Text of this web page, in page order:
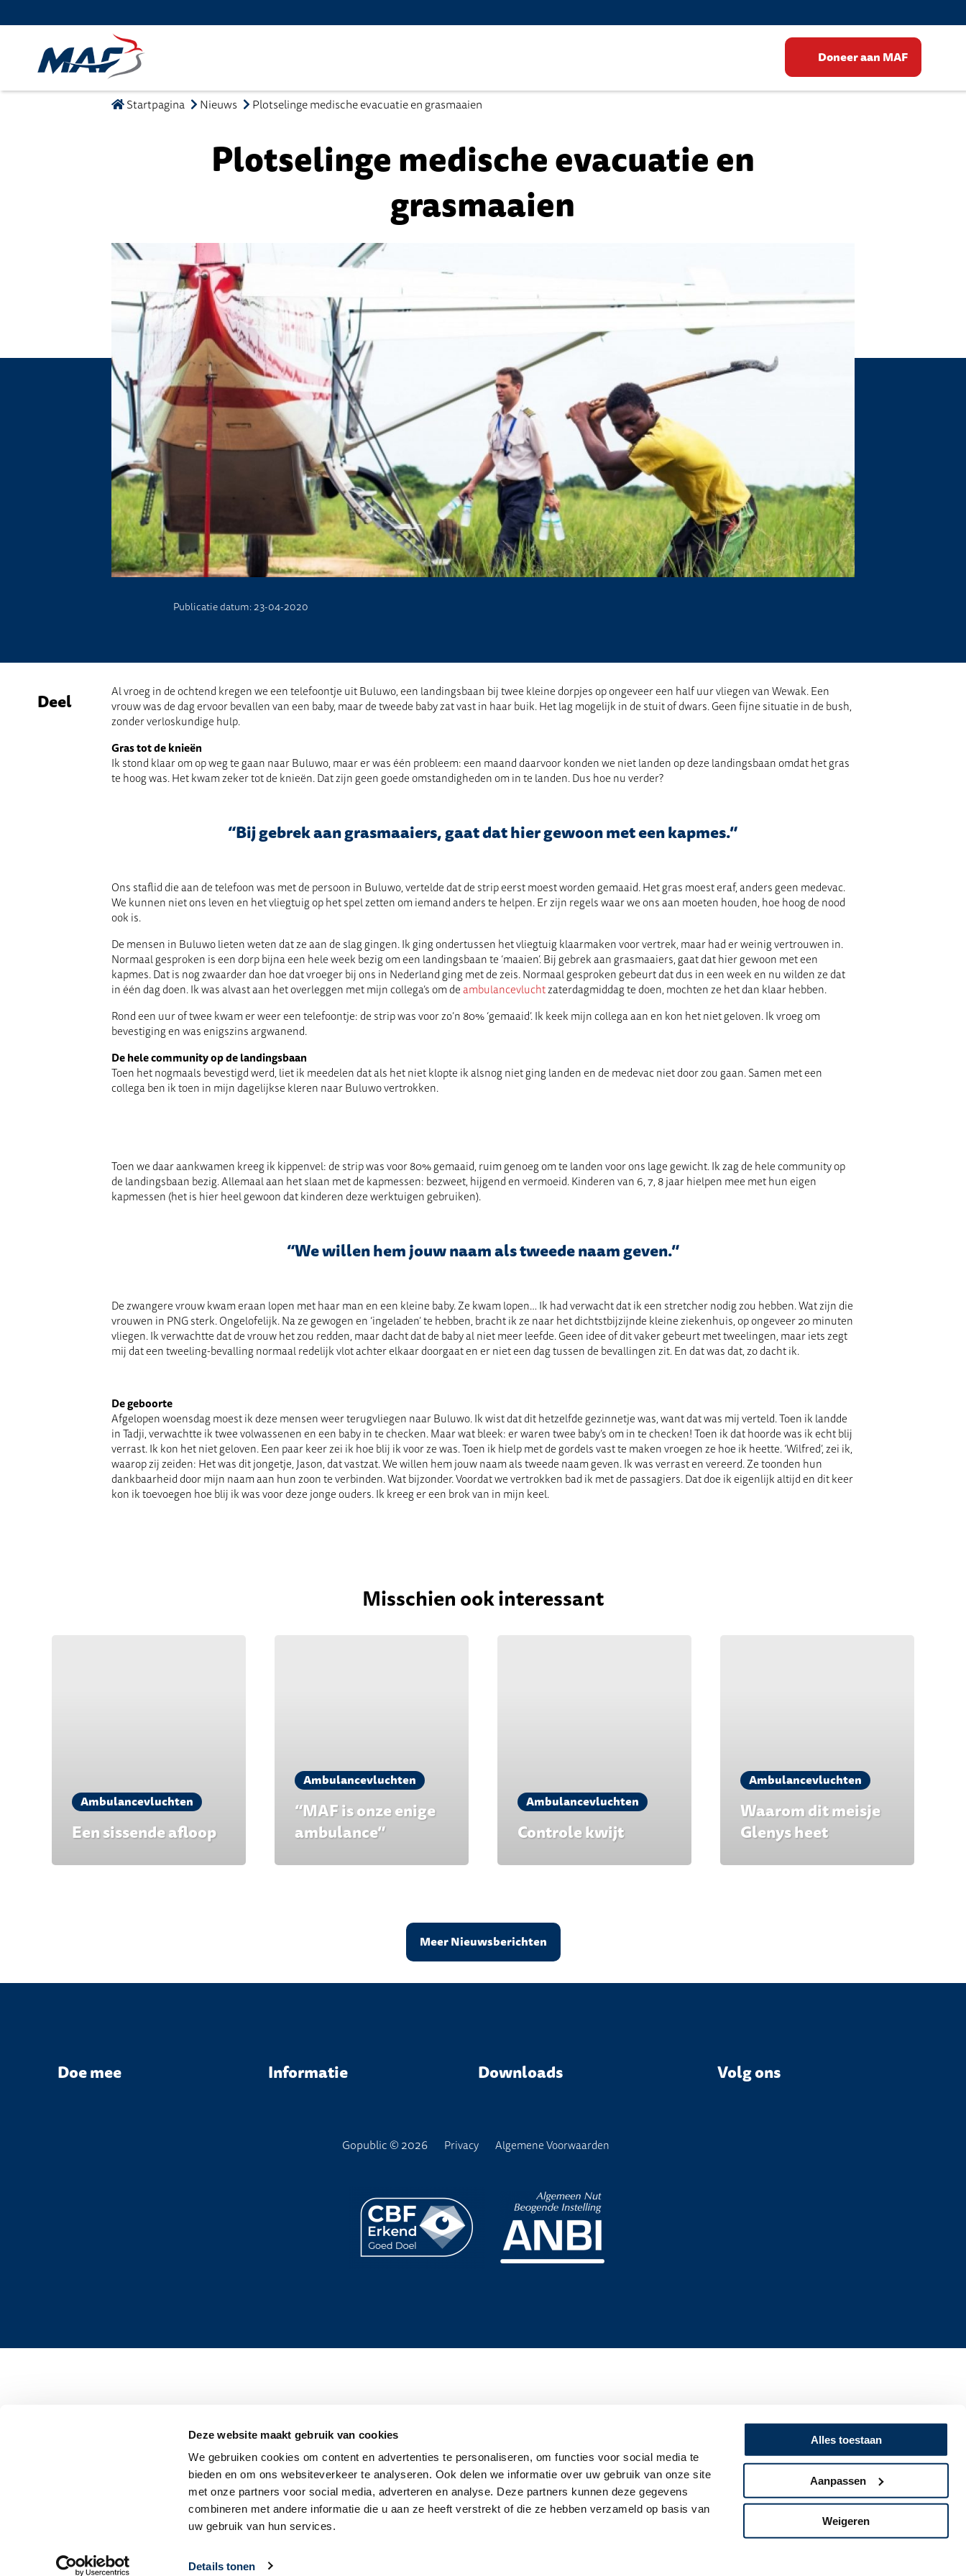
Deze website maakt gebruik van cookies
We gebruiken cookies om content en advertenties te personaliseren, om functies voor social media te
bieden en om ons websiteverkeer te analyseren. Ook delen we informatie over uw gebruik van onze site
met onze partners voor social media, adverteren en analyse. Deze partners kunnen deze gegevens
combineren met andere informatie die u aan ze heeft verstrekt of die ze hebben verzameld op basis van
uw gebruik van hun services.
Details tonen
Alles toestaan
Aanpassen
Weigeren
Doneer aan MAF
Startpagina Nieuws Plotselinge medische evacuatie en grasmaaien
Plotselinge medische evacuatie en
grasmaaien
Publicatie datum: 23-04-2020
Deel
Al vroeg in de ochtend kregen we een telefoontje uit Buluwo, een landingsbaan bij twee kleine dorpjes op ongeveer een half uur vliegen van Wewak. Een
vrouw was de dag ervoor bevallen van een baby, maar de tweede baby zat vast in haar buik. Het lag mogelijk in de stuit of dwars. Geen fijne situatie in de bush,
zonder verloskundige hulp.
Gras tot de knieën
Ik stond klaar om op weg te gaan naar Buluwo, maar er was één probleem: een maand daarvoor konden we niet landen op deze landingsbaan omdat het gras
te hoog was. Het kwam zeker tot de knieën. Dat zijn geen goede omstandigheden om in te landen. Dus hoe nu verder?
“Bij gebrek aan grasmaaiers, gaat dat hier gewoon met een kapmes.”
Ons staflid die aan de telefoon was met de persoon in Buluwo, vertelde dat de strip eerst moest worden gemaaid. Het gras moest eraf, anders geen medevac.
We kunnen niet ons leven en het vliegtuig op het spel zetten om iemand anders te helpen. Er zijn regels waar we ons aan moeten houden, hoe hoog de nood
ook is.
De mensen in Buluwo lieten weten dat ze aan de slag gingen. Ik ging ondertussen het vliegtuig klaarmaken voor vertrek, maar had er weinig vertrouwen in.
Normaal gesproken is een dorp bijna een hele week bezig om een landingsbaan te ‘maaien’. Bij gebrek aan grasmaaiers, gaat dat hier gewoon met een
kapmes. Dat is nog zwaarder dan hoe dat vroeger bij ons in Nederland ging met de zeis. Normaal gesproken gebeurt dat dus in een week en nu wilden ze dat
in één dag doen. Ik was alvast aan het overleggen met mijn collega’s om deambulancevluchtzaterdagmiddag te doen, mochten ze het dan klaar hebben.
Rond een uur of twee kwam er weer een telefoontje: de strip was voor zo’n 80% ‘gemaaid’. Ik keek mijn collega aan en kon het niet geloven. Ik vroeg om
bevestiging en was enigszins argwanend.
De hele community op de landingsbaan
Toen het nogmaals bevestigd werd, liet ik meedelen dat als het niet klopte ik alsnog niet ging landen en de medevac niet door zou gaan. Samen met een
collega ben ik toen in mijn dagelijkse kleren naar Buluwo vertrokken.
Toen we daar aankwamen kreeg ik kippenvel: de strip was voor 80% gemaaid, ruim genoeg om te landen voor ons lage gewicht. Ik zag de hele community op
de landingsbaan bezig. Allemaal aan het slaan met de kapmessen: bezweet, hijgend en vermoeid. Kinderen van 6, 7, 8 jaar hielpen mee met hun eigen
kapmessen (het is hier heel gewoon dat kinderen deze werktuigen gebruiken).
“We willen hem jouw naam als tweede naam geven.”
De zwangere vrouw kwam eraan lopen met haar man en een kleine baby. Ze kwam lopen… Ik had verwacht dat ik een stretcher nodig zou hebben. Wat zijn die
vrouwen in PNG sterk. Ongelofelijk. Na ze gewogen en ‘ingeladen’ te hebben, bracht ik ze naar het dichtstbijzijnde kleine ziekenhuis, op ongeveer 20 minuten
vliegen. Ik verwachtte dat de vrouw het zou redden, maar dacht dat de baby al niet meer leefde. Geen idee of dit vaker gebeurt met tweelingen, maar iets zegt
mij dat een tweeling-bevalling normaal redelijk vlot achter elkaar doorgaat en er niet een dag tussen de bevallingen zit. En dat was dat, zo dacht ik.
De geboorte
Afgelopen woensdag moest ik deze mensen weer terugvliegen naar Buluwo. Ik wist dat dit hetzelfde gezinnetje was, want dat was mij verteld. Toen ik landde
in Tadji, verwachtte ik twee volwassenen en een baby in te checken. Maar wat bleek: er waren twee baby’s om in te checken! Toen ik dat hoorde was ik echt blij
verrast. Ik kon het niet geloven. Een paar keer zei ik hoe blij ik voor ze was. Toen ik hielp met de gordels vast te maken vroegen ze hoe ik heette. ‘Wilfred’, zei ik,
waarop zij zeiden: Het was dit jongetje, Jason, dat vastzat. We willen hem jouw naam als tweede naam geven. Ik was verrast en vereerd. Ze toonden hun
dankbaarheid door mijn naam aan hun zoon te verbinden. Wat bijzonder. Voordat we vertrokken bad ik met de passagiers. Dat doe ik eigenlijk altijd en dit keer
kon ik toevoegen hoe blij ik was voor deze jonge ouders. Ik kreeg er een brok van in mijn keel.
Misschien ook interessant
Ambulancevluchten
Een sissende afloop
Ambulancevluchten
“MAF is onze enige
ambulance”
Ambulancevluchten
Controle kwijt
Ambulancevluchten
Waarom dit meisje
Glenys heet
Meer Nieuwsberichten
Doe mee Informatie Downloads Volg ons
Gopublic © 2026 Privacy Algemene Voorwaarden